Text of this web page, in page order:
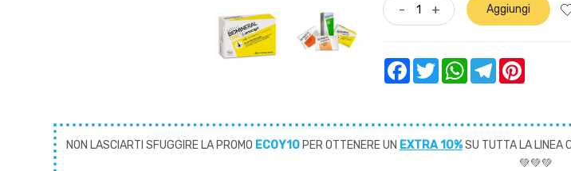
- + Aggiungi
FacebookTwitter WhatsAppTelegram
NON LASCIARTI SFUGGIRE LA PROMO ECOY10PER OTTENERE UN EXTRA 10%SU TUTTA LA LINEA
💚💚💚